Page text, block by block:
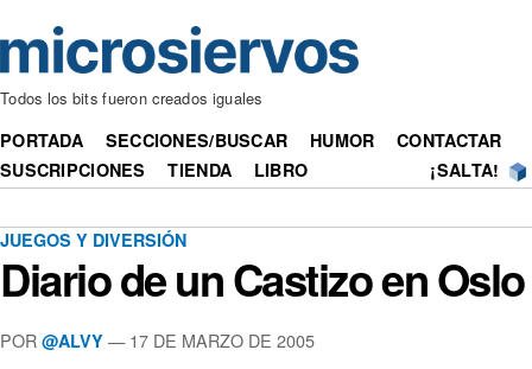
Todos los bits fueron creados iguales
PORTADA SECCIONES/BUSCAR HUMOR
CONTACTAR
SUSCRIPCIONES
TIENDA LIBRO ¡SALTA!
JUEGOS Y DIVERSIÓN
Diario de un Castizo en Oslo
POR @ALVY — 17 DE MARZO DE 2005